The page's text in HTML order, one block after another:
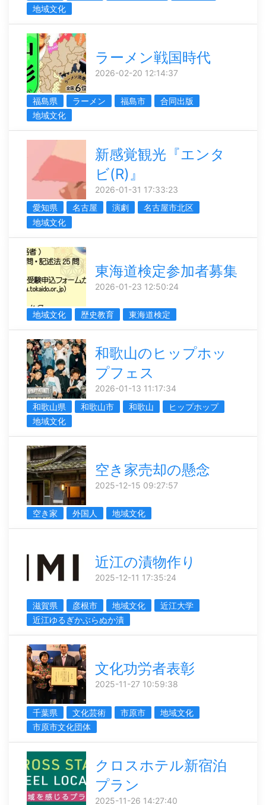
地域文化
ラーメン戦国時代
2026-02-20 12:14:37
福島県 ラーメン 福島市
合同出版
地域文化
新感覚観光『エンタ
ビ(R)』
2026-01-31 17:33:23
愛知県
名古屋 演劇
名古屋市北区
地域文化
東海道検定参加者募集
2026-01-23 12:50:24
地域文化 歴史教育 東海道検定
和歌山のヒップホッ
プフェス
2026-01-13 11:17:34
和歌山県
和歌山市 和歌山
ヒップホップ
地域文化
空き家売却の懸念
2025-12-15 09:27:57
空き家 外国人 地域文化
近江の漬物作り
2025-12-11 17:35:24
滋賀県 彦根市 地域文化
近江大学
近江ゆるぎかぶらぬか漬
文化功労者表彰
2025-11-27 10:59:38
千葉県 文化芸術 市原市
地域文化
市原市文化団体
クロスホテル新宿泊
プラン
2025-11-26 14:27:40